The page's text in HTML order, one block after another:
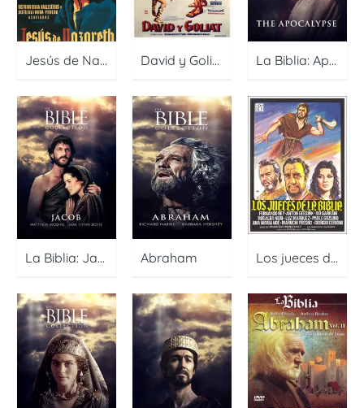
Jesús de Nazareth David y Goliat La Biblia: Apocalipsis
La Biblia: Jacob Abraham Los jueces de la Biblia (Gedeón y Sansón)